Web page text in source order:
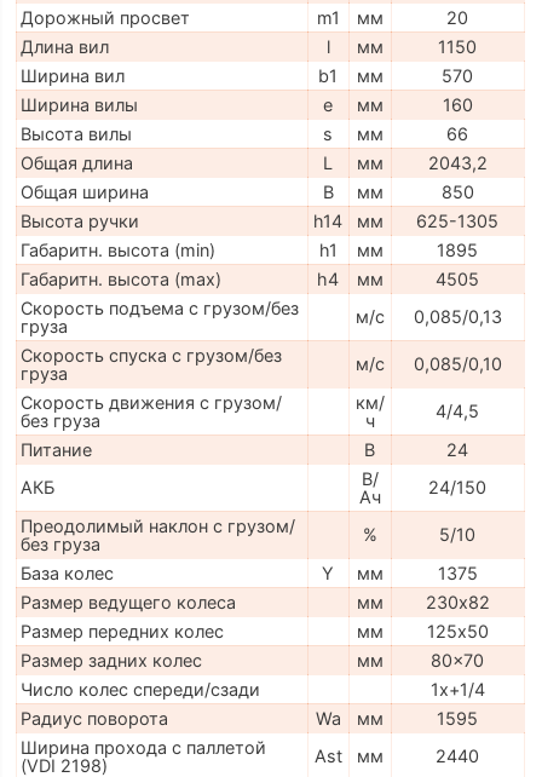
Дорожный просвет
m1 мм
20
Длина вил
l мм
1150
Ширина вил
b1 мм
570
Ширина вилы
e мм
160
Высота вилы
s мм
66
Общая длина
L мм
2043,2
Общая ширина
B мм
850
Высота ручки
h14 мм
625-1305
Габаритн. высота (min)
h1 мм
1895
Габаритн. высота (max)
h4 мм
4505
Скорость подъема с грузом/без
груза
м/с
0,085/0,13
Скорость спуска с грузом/без
груза
м/с
0,085/0,10
Скорость движения с грузом/
без груза
км/
ч
4/4,5
Питание
В
24
АКБ
В/
Ач
24/150
Преодолимый наклон с грузом/
без груза
%
5/10
База колес
Y мм
1375
Размер ведущего колеса
мм
230х82
Размер передних колес
мм
125х50
Размер задних колес
мм
80x70
Число колес спереди/сзади
1x+1/4
Радиус поворота
Wa мм
1595
Ширина прохода с паллетой
(VDI 2198)
Ast мм
2440